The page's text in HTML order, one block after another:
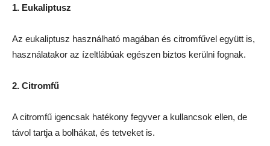
1. Eukaliptusz
Az eukaliptusz használható magában és citromfűvel együtt is,
használatakor az ízeltlábúak egészen biztos kerülni fognak.
2. Citromfű
A citromfű igencsak hatékony fegyver a kullancsok ellen, de
távol tartja a bolhákat, és tetveket is.